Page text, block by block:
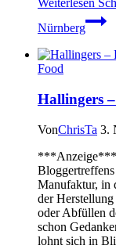
Weiterlesen
Nürnberg
Food
Hallingers
VonChrisTa 3.
Manufaktur, in
der
oder Abfüllen
schon
lohnt sich in